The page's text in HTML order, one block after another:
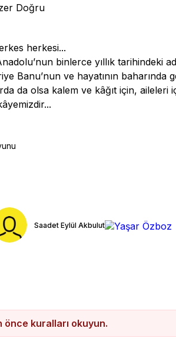
Doğru
herkesi...
binlerce yıllık tarihindeki
Banu’nun ve hayatının
da olsa kalem ve kâğıt için,
Saadet Eylül Akbulut
önce kuralları okuyun.